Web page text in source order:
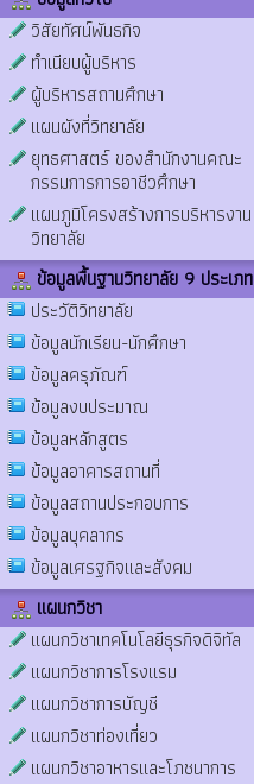
วิสัยทัศน์พันธกิจ
ทำเนียบผู้บริหาร
ผู้บริหารสถานศึกษา
แผนผังที่วิทยาลัย
ยุทธศาสตร์ ของสำนักงานคณะ
กรรมการการอาชีวศึกษา
แผนภูมิโครงสร้างการบริหารงาน
วิทยาลัย
ข้อมูลพื้นฐานวิทยาลัย 9 ประเภท
ประวัติวิทยาลัย
ข้อมูลนักเรียน-นักศึกษา
ข้อมูลครุภัณฑ์
ข้อมูลงบประมาณ
ข้อมูลหลักสูตร
ข้อมูลอาคารสถานที่
ข้อมูลสถานประกอบการ
ข้อมูลบุคลากร
ข้อมูลเศรฐกิจและสังคม
แผนกวิชา
แผนกวิชาเทคโนโลยีธุรกิจดิจิทัล
แผนกวิชาการโรงแรม
แผนกวิชาการบัญชี
แผนกวิชาท่องเที่ยว
แผนกวิชาอาหารและโภชนาการ